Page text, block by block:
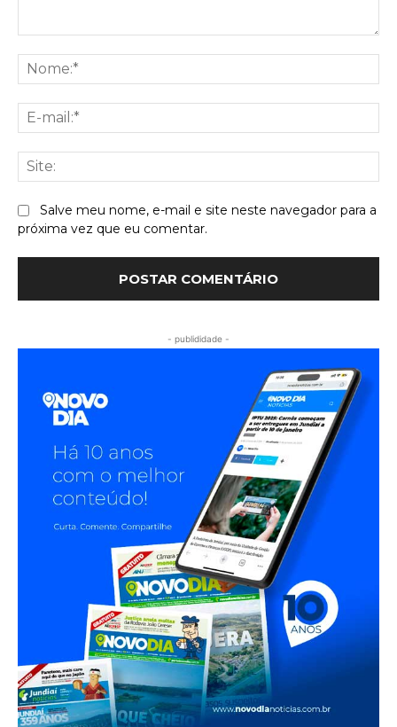
Salve meu nome, e-mail e site neste navegador para a
próxima vez que eu comentar.
- publididade -